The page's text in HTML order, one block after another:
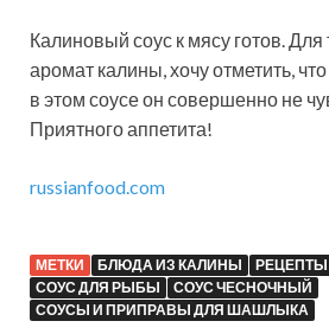
Калиновый соус к мясу готов. Для
аромат калины, хочу отметить,
в этом соусе он совершенно не
Приятного аппетита!
russianfood.com
МЕТКИ БЛЮДА ИЗ КАЛИНЫ
СОУС ДЛЯ РЫБЫ
СОУС ЧЕСНОЧНЫЙ
СОУСЫ И ПРИПРАВЫ ДЛЯ ШАШЛЫКА